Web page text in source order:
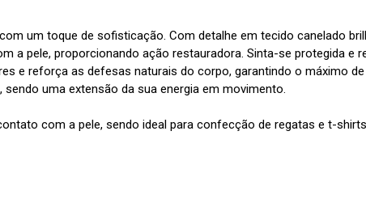
um toque de sofisticação. Com detalhe em tecido canelado
a pele, proporcionando ação restauradora. Sinta-se protegida e
e reforça as defesas naturais do corpo, garantindo o máximo
uma extensão da sua energia em movimento.
com a pele, sendo ideal para confecção de regatas e t-